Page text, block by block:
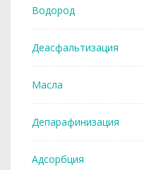
Водород
Деасфальтизация
Масла
Депарафинизация
Адсорбция